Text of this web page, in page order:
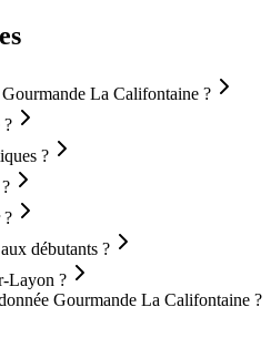
La Califontaine ?
?
?
?
débutants ?
Layon ?
Gourmande La Califontaine ?